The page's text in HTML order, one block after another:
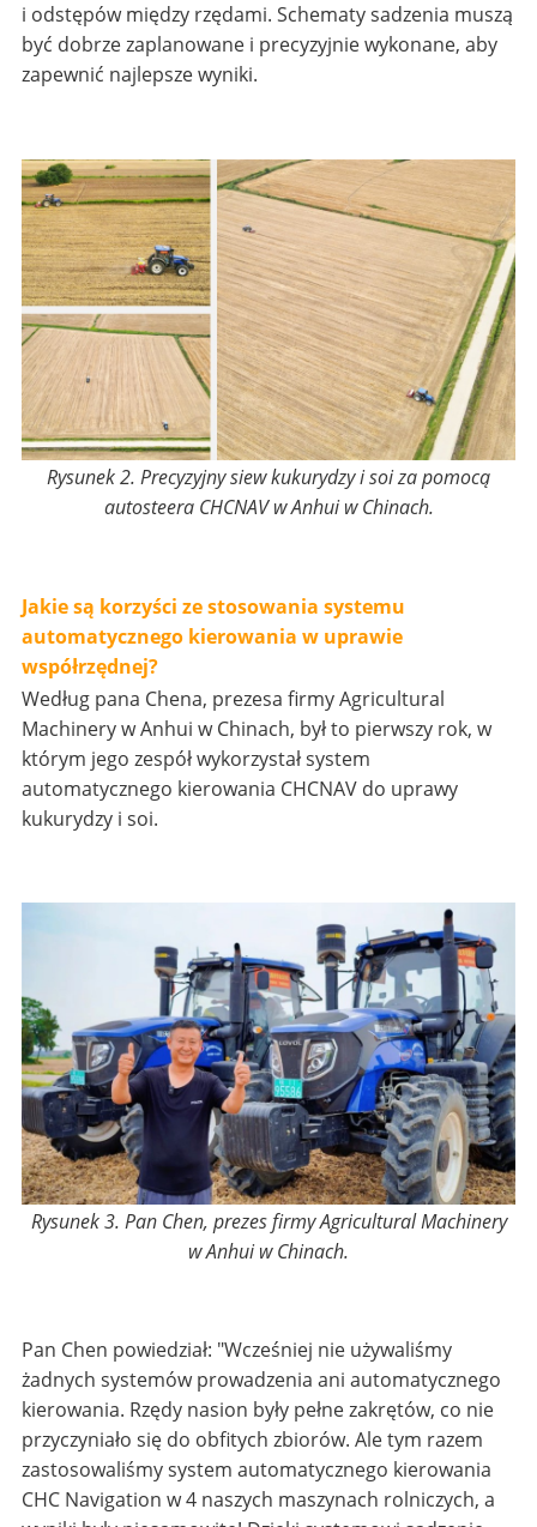
i odstępów między rzędami. Schematy sadzenia muszą
być dobrze zaplanowane i precyzyjnie wykonane, aby
zapewnić najlepsze wyniki.
Rysunek 2. Precyzyjny siew kukurydzy i soi za pomocą
autosteera CHCNAV w Anhui w Chinach.
Jakie są korzyści ze stosowania systemu
automatycznego kierowania w uprawie
współrzędnej?
Według pana Chena, prezesa firmy Agricultural
Machinery w Anhui w Chinach, był to pierwszy rok, w
którym jego zespół wykorzystał system
automatycznego kierowania CHCNAV do uprawy
kukurydzy i soi.
Rysunek 3. Pan Chen, prezes firmy Agricultural Machinery
w Anhui w Chinach.
Pan Chen powiedział: "Wcześniej nie używaliśmy
żadnych systemów prowadzenia ani automatycznego
kierowania. Rzędy nasion były pełne zakrętów, co nie
przyczyniało się do obfitych zbiorów. Ale tym razem
zastosowaliśmy system automatycznego kierowania
CHC Navigation w 4 naszych maszynach rolniczych, a